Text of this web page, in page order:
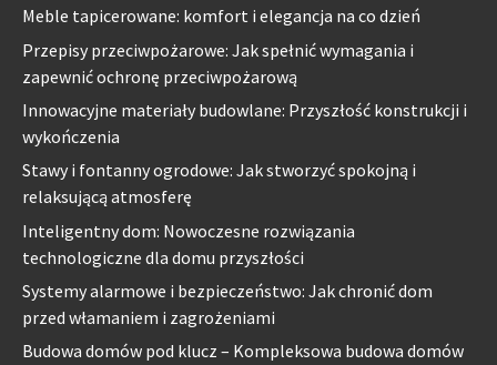
Meble tapicerowane: komfort i elegancja na co dzień
Przepisy przeciwpożarowe: Jak spełnić wymagania i
zapewnić ochronę przeciwpożarową
Innowacyjne materiały budowlane: Przyszłość konstrukcji i
wykończenia
Stawy i fontanny ogrodowe: Jak stworzyć spokojną i
relaksującą atmosferę
Inteligentny dom: Nowoczesne rozwiązania
technologiczne dla domu przyszłości
Systemy alarmowe i bezpieczeństwo: Jak chronić dom
przed włamaniem i zagrożeniami
Budowa domów pod klucz – Kompleksowa budowa domów